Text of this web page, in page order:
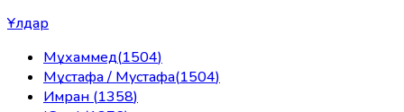
Ұлдар
Мұхаммед(1504)
Мұстафа / Мустафа(1504)
Имран (1358)